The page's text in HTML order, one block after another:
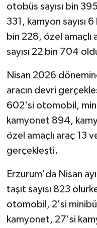
otobüs sayısı bin
331, kamyon sayısı
bin 228, özel amaçlı
sayısı 22 bin 704
Nisan 2026
aracın devri
602'si otomobil,
kamyonet 894,
özel amaçlı araç 13
gerçekleşti.
Erzurum'da Nisan
taşıt sayısı 823
otomobil, 2'si
kamyonet, 27'si